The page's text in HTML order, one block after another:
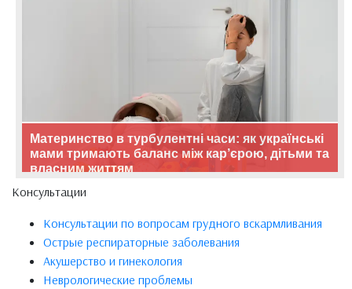
Материнство в турбулентні часи: як українські
мами тримають баланс між кар’єрою, дітьми та
власним життям
Консультации
Консультации по вопросам грудного вскармливания
Острые респираторные заболевания
Акушерство и гинекология
Неврологические проблемы